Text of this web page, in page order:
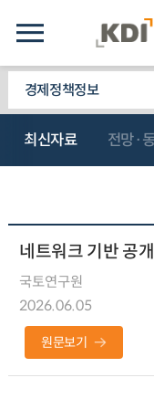
경제정책정보
최신자료 전망·
네트워크 기반 공
국토연구원
2026.06.05
원문보기